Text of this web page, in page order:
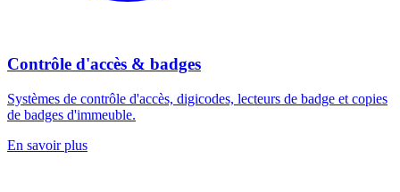
Contrôle d'accès & badges
Systèmes de contrôle d'accès, digicodes, lecteurs de badge et copies
de badges d'immeuble.
En savoir plus